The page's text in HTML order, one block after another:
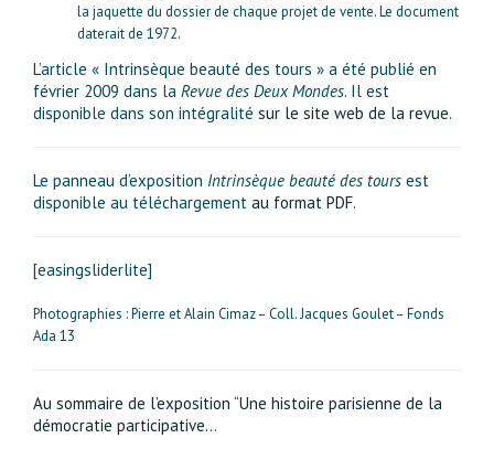
la jaquette du dossier de chaque projet de vente. Le document
daterait de 1972.
L’article « Intrinsèque beauté des tours » a été publié en
février 2009 dans la Revue des Deux Mondes. Il est
disponible dans son intégralité sur le site web de la revue.
Le panneau d’exposition Intrinsèque beauté des tours est
disponible au téléchargement au format PDF.
[easingsliderlite]
Photographies : Pierre et Alain Cimaz – Coll. Jacques Goulet – Fonds
Ada 13
Au sommaire de l’exposition “Une histoire parisienne de la
démocratie participative…